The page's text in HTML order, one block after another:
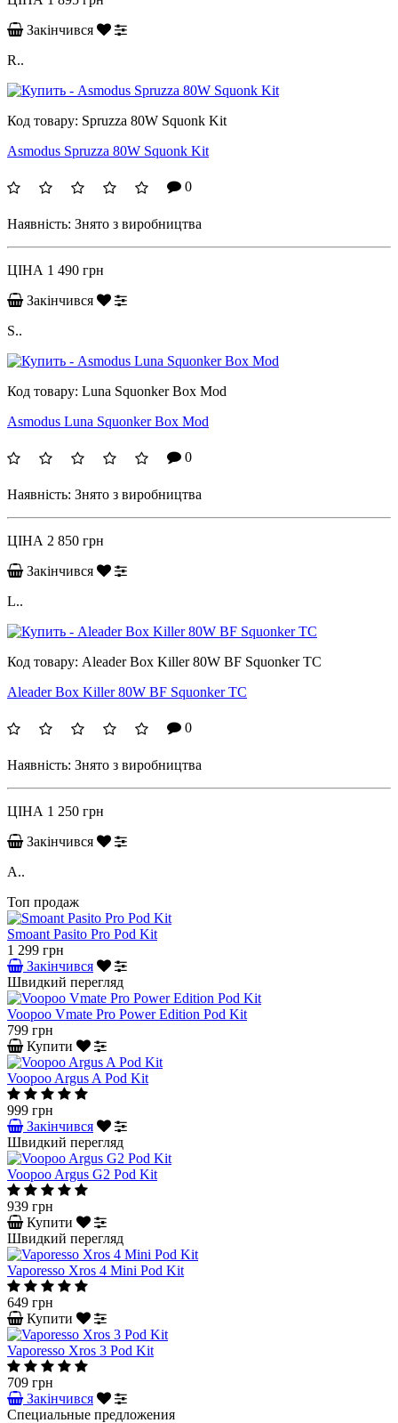
Закінчився
R..
Код товару: Spruzza 80W Squonk Kit
Asmodus Spruzza 80W Squonk Kit
0
Наявність: Знято з виробництва
ЦІНА 1 490 грн
Закінчився
S..
Код товару: Luna Squonker Box Mod
Asmodus Luna Squonker Box Mod
0
Наявність: Знято з виробництва
ЦІНА 2 850 грн
Закінчився
L..
Код товару: Aleader Box Killer 80W BF Squonker TC
Aleader Box Killer 80W BF Squonker TC
0
Наявність: Знято з виробництва
ЦІНА 1 250 грн
Закінчився
A..
Топ продаж
Smoant Pasito Pro Pod Kit
1 299 грн
Закінчився
Швидкий перегляд
Voopoo Vmate Pro Power Edition Pod Kit
799 грн
Купити
Voopoo Argus A Pod Kit
999 грн
Закінчився
Швидкий перегляд
Voopoo Argus G2 Pod Kit
939 грн
Купити
Швидкий перегляд
Vaporesso Xros 4 Mini Pod Kit
649 грн
Купити
Vaporesso Xros 3 Pod Kit
709 грн
Закінчився
Специальные предложения